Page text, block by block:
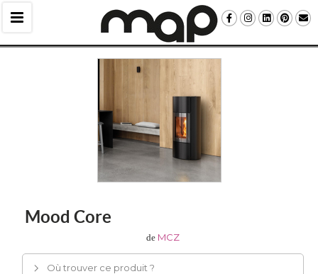
Mood Core
de MCZ
Où trouver ce produit ?